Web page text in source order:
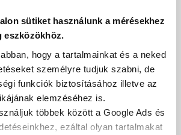
sütiket használunk a mérésekhez
eszközökhöz.
hogy a tartalmainkat és a neked
személyre tudjuk szabni, de
funkciók biztosításához illetve az
elemzéséhez is.
többek között a Google Ads és
ezáltal olyan tartalmakat
SZÁKOLOM